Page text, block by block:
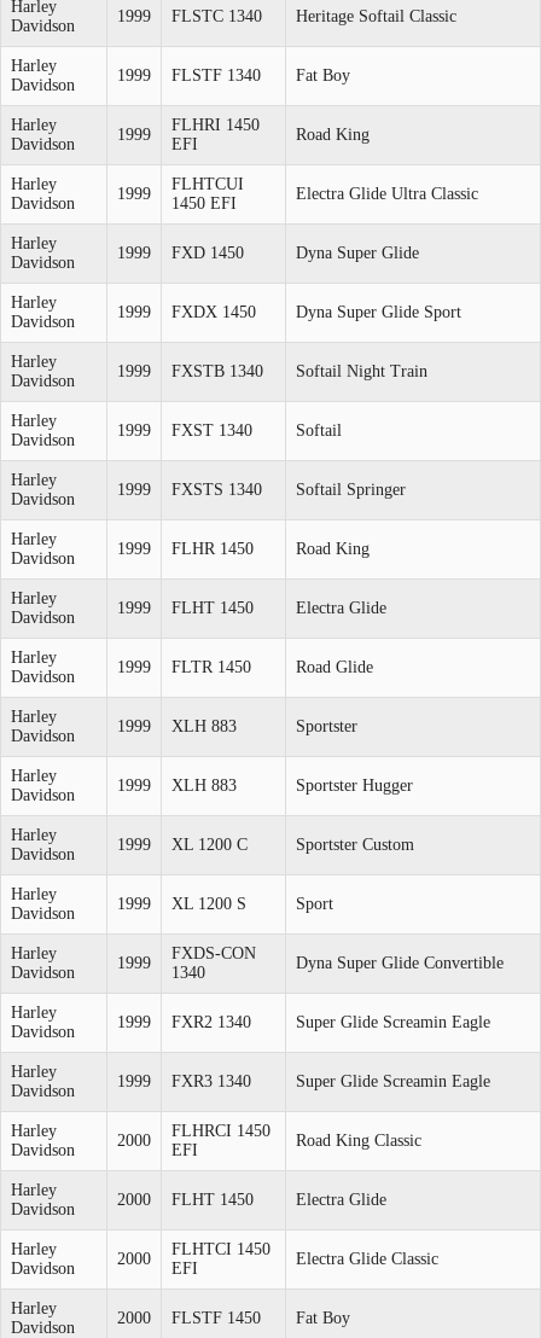
Harley
Davidson
1999 FLSTC 1340 Heritage Softail Classic
Harley
Davidson
1999 FLSTF 1340 Fat Boy
Harley
Davidson
1999
FLHRI 1450
EFI
Road King
Harley
Davidson
1999
FLHTCUI
1450 EFI
Electra Glide Ultra Classic
Harley
Davidson
1999 FXD 1450 Dyna Super Glide
Harley
Davidson
1999 FXDX 1450 Dyna Super Glide Sport
Harley
Davidson
1999 FXSTB 1340 Softail Night Train
Harley
Davidson
1999 FXST 1340 Softail
Harley
Davidson
1999 FXSTS 1340 Softail Springer
Harley
Davidson
1999 FLHR 1450 Road King
Harley
Davidson
1999 FLHT 1450 Electra Glide
Harley
Davidson
1999 FLTR 1450 Road Glide
Harley
Davidson
1999 XLH 883 Sportster
Harley
Davidson
1999 XLH 883 Sportster Hugger
Harley
Davidson
1999 XL 1200 C Sportster Custom
Harley
Davidson
1999 XL 1200 S Sport
Harley
Davidson
1999
FXDS-CON
1340
Dyna Super Glide Convertible
Harley
Davidson
1999 FXR2 1340 Super Glide Screamin Eagle
Harley
Davidson
1999 FXR3 1340 Super Glide Screamin Eagle
Harley
Davidson
2000
FLHRCI 1450
EFI
Road King Classic
Harley
Davidson
2000 FLHT 1450 Electra Glide
Harley
Davidson
2000
FLHTCI 1450
EFI
Electra Glide Classic
Harley
Davidson
2000 FLSTF 1450 Fat Boy